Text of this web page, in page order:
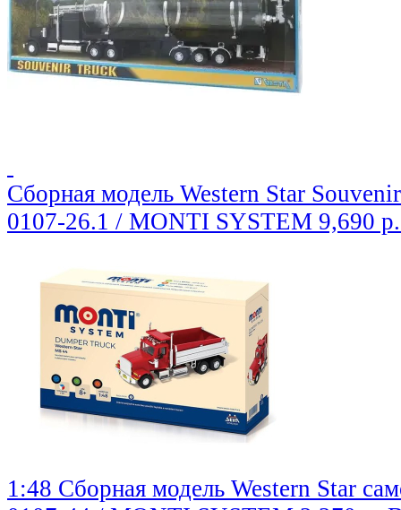
Сборная модель Western Star
0107-26.1 / MONTI SYSTEM 9,690
1:48 Сборная модель Western Star